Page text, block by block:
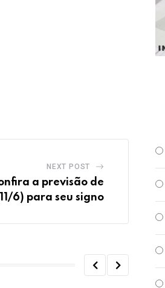
NEXT POST
a previsão de
6) para seu signo